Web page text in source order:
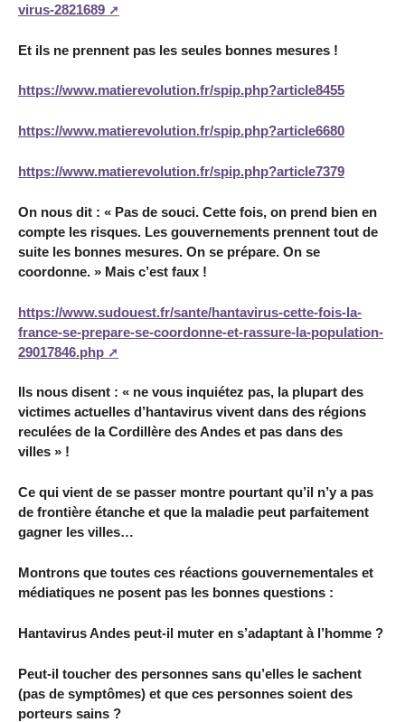
virus-2821689
Et ils ne prennent pas les seules bonnes mesures !
https://www.matierevolution.fr/spip.php?article8455
https://www.matierevolution.fr/spip.php?article6680
https://www.matierevolution.fr/spip.php?article7379
On nous dit : « Pas de souci. Cette fois, on prend bien en
compte les risques. Les gouvernements prennent tout de
suite les bonnes mesures. On se prépare. On se
coordonne. » Mais c’est faux !
https://www.sudouest.fr/sante/hantavirus-cette-fois-la-
france-se-prepare-se-coordonne-et-rassure-la-population-
29017846.php
Ils nous disent : « ne vous inquiétez pas, la plupart des
victimes actuelles d’hantavirus vivent dans des régions
reculées de la Cordillère des Andes et pas dans des
villes » !
Ce qui vient de se passer montre pourtant qu’il n’y a pas
de frontière étanche et que la maladie peut parfaitement
gagner les villes…
Montrons que toutes ces réactions gouvernementales et
médiatiques ne posent pas les bonnes questions :
Hantavirus Andes peut-il muter en s’adaptant à l’homme ?
Peut-il toucher des personnes sans qu’elles le sachent
(pas de symptômes) et que ces personnes soient des
porteurs sains ?